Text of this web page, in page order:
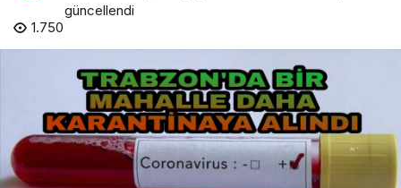
güncellendi
1.750